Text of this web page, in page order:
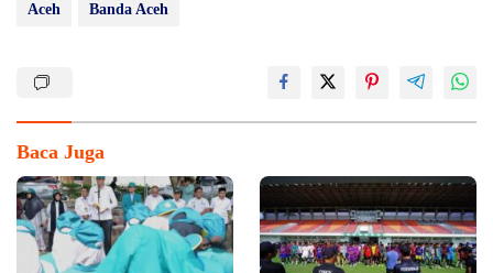
Aceh Banda Aceh
Baca Juga